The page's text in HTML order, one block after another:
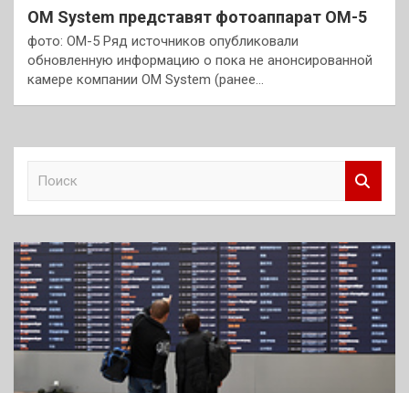
OM System представят фотоаппарат OM-5
фото: OM-5 Ряд источников опубликовали
обновленную информацию о пока не анонсированной
камере компании OM System (ранее…
к